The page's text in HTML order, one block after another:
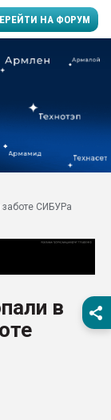
НА ФОРУМ
заводу пластмасс"
СИБУРа
в